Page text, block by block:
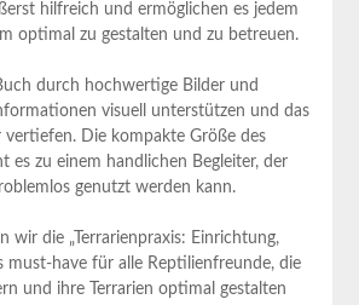
hilfreich und ermöglichen es jedem
optimal ​zu ‌gestalten ⁣und zu betreuen.
durch hochwertige ⁣Bilder und
visuell unterstützen und ⁢das
vertiefen. ​Die kompakte Größe des
es zu einem handlichen Begleiter, der⁢
genutzt werden kann.
wir die „Terrarienpraxis: Einrichtung,
must-have ‍für alle Reptilienfreunde, die
und ihre Terrarien optimal gestalten